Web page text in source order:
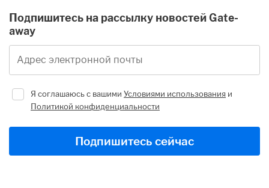
Подпишитесь на рассылку новостей Gate-
away
Адрес электронной почты
Я соглашаюсь с вашими Условиями использования и
Политикой конфиденциальности
Подпишитесь сейчас